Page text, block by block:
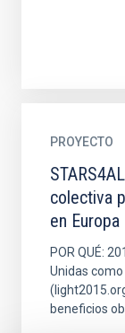
PROYECTO
colectiva
en Europa
POR QUÉ:
Unidas
beneficios